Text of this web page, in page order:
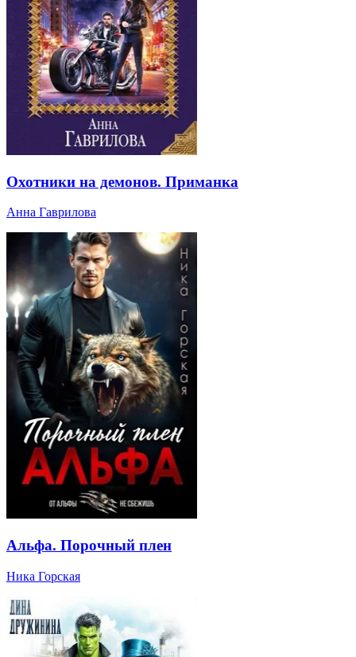
Охотники на демонов. Приманка
Анна Гаврилова
Альфа. Порочный плен
Ника Горская